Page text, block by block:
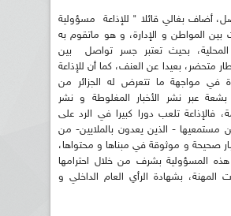
أضاف بغالي قائلا " للإذاعة مسؤولية
بين المواطن و الإدارة، و هو ماتقوم به
المحلية، بحيث تعتبر جسر تواصل بين
متحضر، بعيدا عن العنف، كما أن للإذاعة
في مواجهة ما تتعرض له الجزائر من
بشعة عبر نشر الأخبار المغلوطة و نشر
فالإذاعة تلعب دورا كبيرا في الرد على
مستمعيها - الذين يعدون بالملايين- من
صحيحة و موثوقة في مبناها و محتواها،
هذه المسؤولية بشرف من خلال احترامها
المهنة، بشهادة الرأي العام الداخلي و